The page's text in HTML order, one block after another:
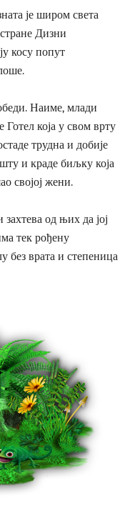
је широм света
Дизни
косу попут
Наиме, млади
која у свом врту
трудна и добије
и краде биљку која
својој жени.
од њих да јој
тек рођену
без врата и степеница